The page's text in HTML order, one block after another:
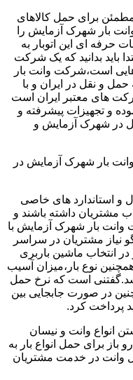
برای حمل کالاهای
بار شهرک آزمایش را
حرفه ای این اتوبار به
باید بدانید که یک شرکت
است،شرکت وانت بار
و نقل در ایران و با
های معتبر ایران است
و تجهیزات پیشرفته و
در شهرک آزمایش و
بار شهرک آزمایش در
و استاندارد های خاصی
مشتریان داشته باشند و
بار شهرک آزمایش با
نیاز مشتریان در سراسر
انتخاب ماشین باربری
نوع بار،میزان آسیب
است که نرخ حمل
در صورت جابجایی بین
پرداخت کرد.
انواع وانت و نیسان
برای حمل انواع بار به
وانت در خدمت مشتریان